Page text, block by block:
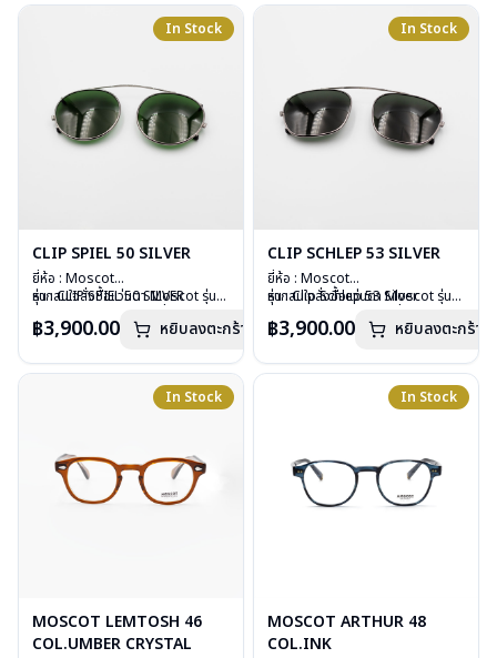
In Stock
CLIP SPIEL 50 SILVER
ยี่ห้อ : Moscot
รุ่น : CLIP SPIEL 50 SILVER
เลนส์ : กันแดดสีเขียว G-15 Lenses
อุปกรณ์ : ซองหนัง
หากสนใจสั่งชื้อแว่นตา Moscot รุ่น
กรุณาติดต่อเราคลิก
฿3,900.00 หยิบลงตะกร้า
In Stock
CLIP SCHLEP 53 SILVER
ยี่ห้อ : Moscot
รุ่น : Clip Schlep 53 Silver
เลนส์ : กันแดดสีเขียว
อุปกรณ์ : ซองหนัง
หากสนใจสั่งชื้อแว่นตา Moscot รุ่น
กรุณาติดต่อเราคลิก
฿3,900.00 หยิบลงตะกร้า
In Stock
MOSCOT LEMTOSH 46
COL.UMBER CRYSTAL
In Stock
MOSCOT ARTHUR 48
COL.INK